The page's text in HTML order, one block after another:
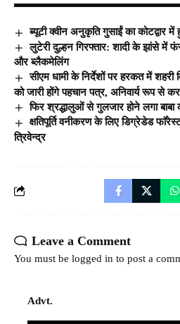
ब्यूटी क्वीन अनुकृति गुसाईं का कोटद्वार में
लुटेरी दुल्हन गिरफ्तार: शादी के झांसे में
और ब्लैकमेलिंग
सीएम धामी के निर्देशों पर हरकत में शहरी
को जारी होंगे पहचान पत्र, अनिवार्य रूप से
फिर श्रद्धालुओं से गुलजार होने लगा बाबा
क्षतिपूर्ति वनीकरण के लिए डिग्रेडेड
त्रिवेन्द्र
Leave a Comment
You must be logged in to post a
Advt.